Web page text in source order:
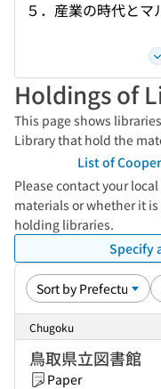
５．産業の時代とマ
Holdings of
This page shows
Library that hold the
List of
Please contact your
materials or whether it
holding libraries.
Specify
Chugoku
鳥取県立図書館
Paper